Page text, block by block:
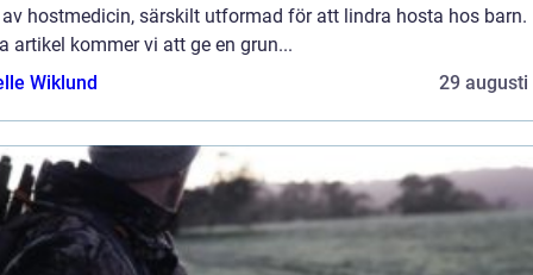
hostmedicin, särskilt utformad för att lindra hosta hos barn.
artikel kommer vi att ge en grun...
Wiklund
29 augusti